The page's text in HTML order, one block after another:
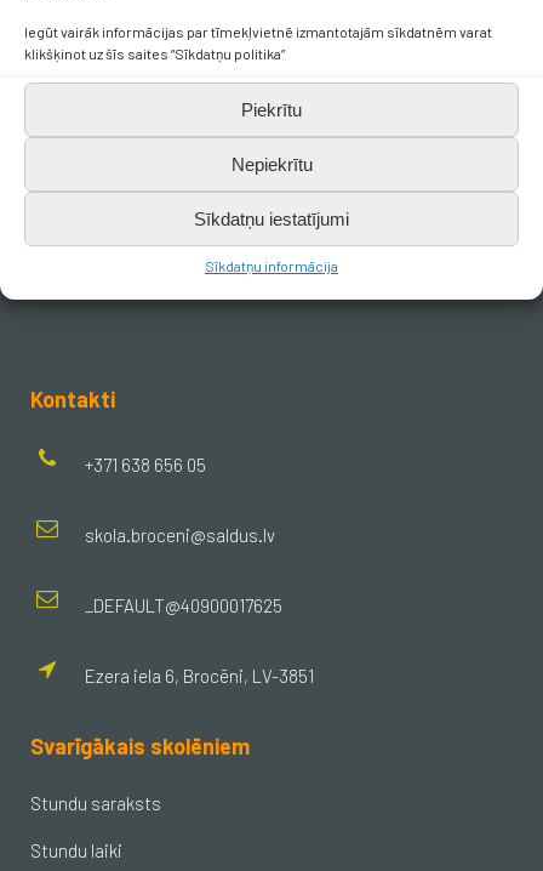
Iegūt vairāk informācijas par tīmekļvietnē izmantotajām sīkdatnēm varat
klikšķinot uz šīs saites “Sīkdatņu politika”
Piekrītu
Nepiekrītu
Sīkdatņu iestatījumi
Sīkdatņu informācija
Kontakti
+371 638 656 05
skola.broceni@saldus.lv
_DEFAULT@40900017625
Ezera iela 6, Brocēni, LV-3851
Svarīgākais skolēniem
Stundu saraksts
Stundu laiki